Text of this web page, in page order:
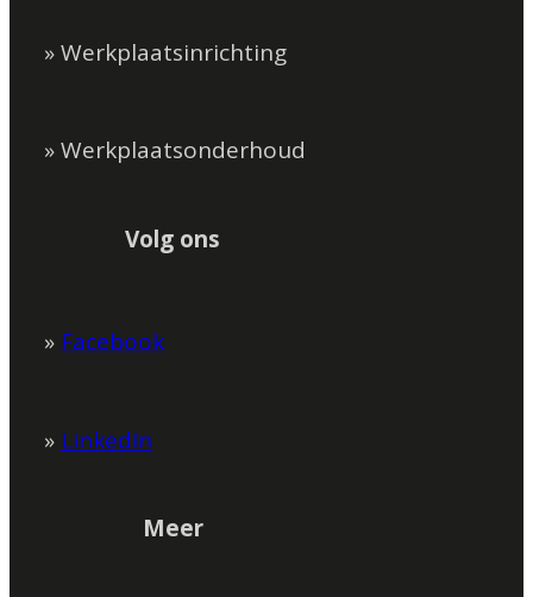
» Werkplaatsinrichting
» Werkplaatsonderhoud
Volg ons
» Facebook
» LinkedIn
Meer